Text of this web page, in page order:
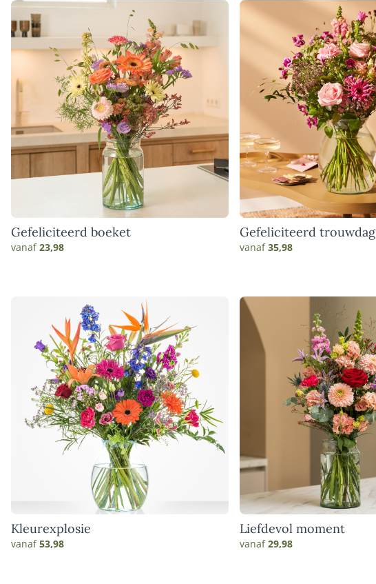
Gefeliciteerd boeket
vanaf23,98
Gefeliciteerd trouwdag
vanaf35,98
Kleurexplosie
vanaf53,98
Liefdevol moment
vanaf29,98